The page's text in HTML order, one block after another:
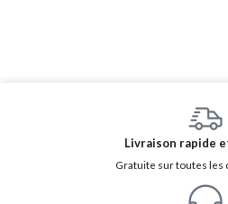
Livraison rapide
Gratuite sur toutes les